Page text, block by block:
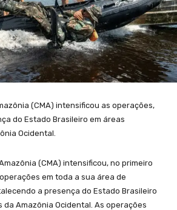
(CMA) intensificou as operações,
do Estado Brasileiro em áreas
Ocidental.
(CMA) intensificou, no primeiro
em toda a sua área de
a presença do Estado Brasileiro
Amazônia Ocidental. As operações